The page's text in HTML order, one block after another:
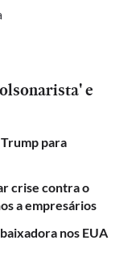
e
para
crise contra o
a empresários
nos EUA